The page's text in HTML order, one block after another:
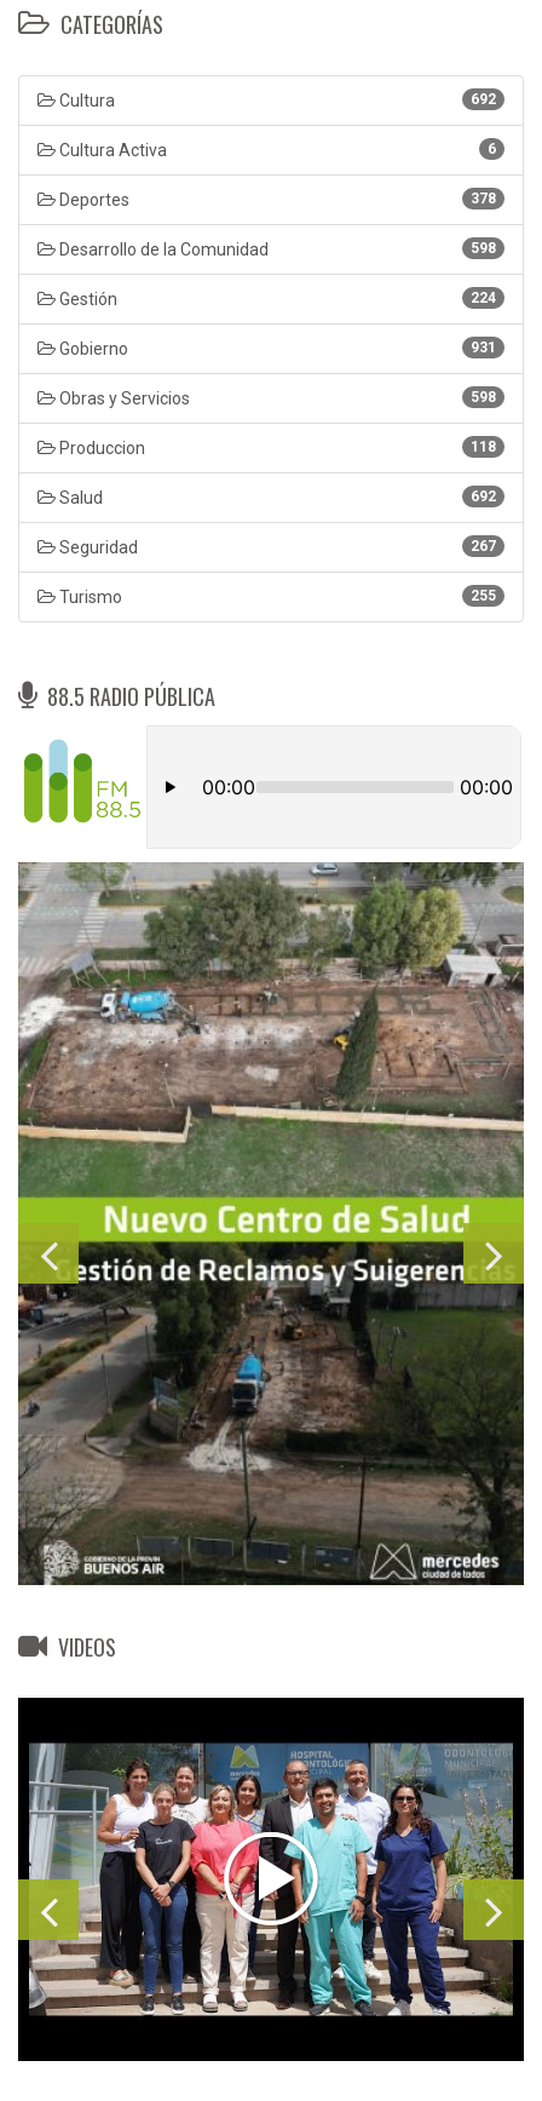
CATEGORÍAS
692
Cultura
6
Cultura Activa
378
Deportes
598
Desarrollo de la Comunidad
224
Gestión
931
Gobierno
598
Obras y Servicios
118
Produccion
692
Salud
267
Seguridad
255
Turismo
88.5 RADIO PÚBLICA
VIDEOS